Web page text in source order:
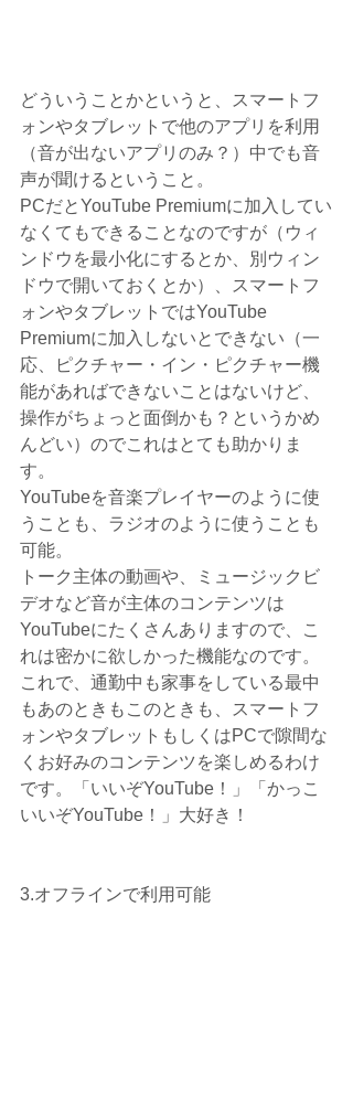
どういうことかというと、スマートフ
ォンやタブレットで他のアプリを利用
（音が出ないアプリのみ？）中でも音
声が聞けるということ。
PCだとYouTube Premiumに加入してい
なくてもできることなのですが（ウィ
ンドウを最小化にするとか、別ウィン
ドウで開いておくとか）、スマートフ
ォンやタブレットではYouTube
Premiumに加入しないとできない（一
応、ピクチャー・イン・ピクチャー機
能があればできないことはないけど、
操作がちょっと面倒かも？というかめ
んどい）のでこれはとても助かりま
す。
YouTubeを音楽プレイヤーのように使
うことも、ラジオのように使うことも
可能。
トーク主体の動画や、ミュージックビ
デオなど音が主体のコンテンツは
YouTubeにたくさんありますので、こ
れは密かに欲しかった機能なのです。
これで、通勤中も家事をしている最中
もあのときもこのときも、スマートフ
ォンやタブレットもしくはPCで隙間な
くお好みのコンテンツを楽しめるわけ
です。「いいぞYouTube！」「かっこ
いいぞYouTube！」大好き！
3.オフラインで利用可能